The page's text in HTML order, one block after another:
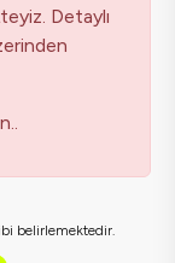
Detaylı
belirlemektedir.